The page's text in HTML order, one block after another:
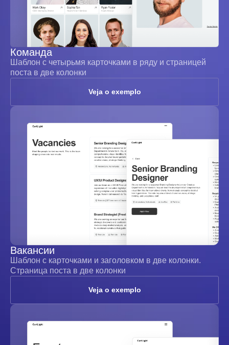
Команда
Шаблон с четырьмя карточками в ряду и страницей
поста в две колонки
Veja o exemplo
Вакансии
Шаблон с карточками и заголовком в две колонки.
Страница поста в две колонки
Veja o exemplo